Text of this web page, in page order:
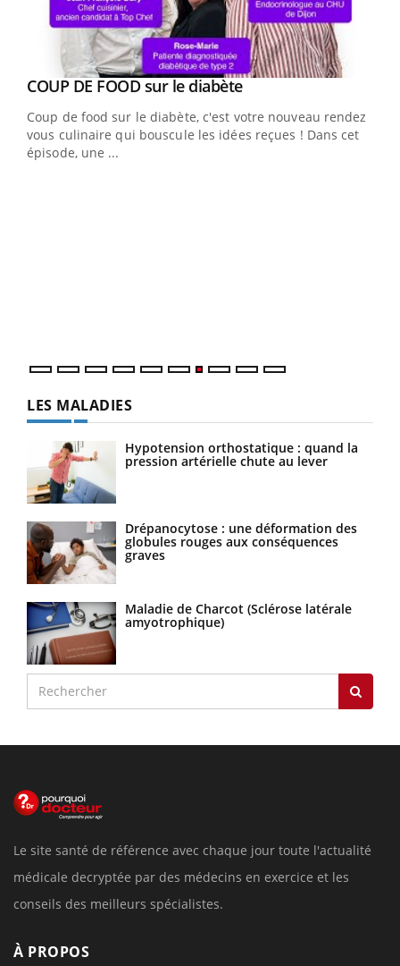
Youtube
COUP DE FOOD sur le diabèteYoutube
Coup de food sur le diabète, c'est votre nouveau rendez-
vous culinaire qui bouscule les idées reçues ! Dans cet
épisode, une ...
LES MALADIES
Hypotension orthostatique : quand la
pression artérielle chute au lever
Drépanocytose : une déformation des
globules rouges aux conséquences
graves
Maladie de Charcot (Sclérose latérale
amyotrophique)
Le site santé de référence avec chaque jour toute l'actualité
médicale decryptée par des médecins en exercice et les
conseils des meilleurs spécialistes.
À PROPOS